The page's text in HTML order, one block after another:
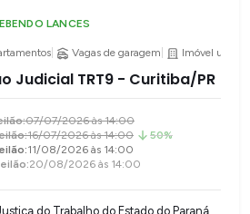
LANCES
Vagas de garagem Imóvel urbano
Judicial TRT9 - Curitiba/PR
07/07/2026 às 14:00
16/07/2026 às 14:00
50%
11/08/2026 às 14:00
20/08/2026 às 14:00
do Trabalho do Estado do Paraná